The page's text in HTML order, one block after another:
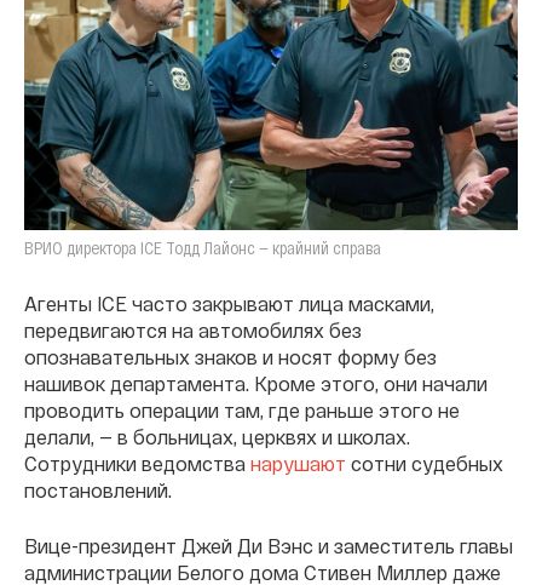
ВРИО директора ICE Тодд Лайонс — крайний справа
Агенты ICE часто закрывают лица масками,
передвигаются на автомобилях без
опознавательных знаков и носят форму без
нашивок департамента. Кроме этого, они начали
проводить операции там, где раньше этого не
делали, — в больницах, церквях и школах.
Сотрудники ведомства нарушают сотни судебных
постановлений.
Вице-президент Джей Ди Вэнс и заместитель главы
администрации Белого дома Стивен Миллер даже